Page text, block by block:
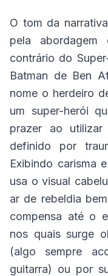
O tom da
pela
contrário do
Batman de Ben
nome o herdeiro
um super-herói
prazer ao
definido por
Exibindo carisma
usa o visual
ar de rebeldia
compensa até o
nos quais surge
(algo sempre
guitarra) ou por